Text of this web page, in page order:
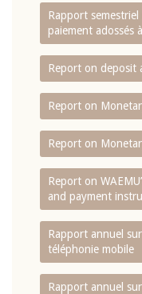
Rapport semestriel
paiement adossés
Report on deposit
Report on
Report on
Report on
and payment
Rapport annuel
téléphonie mobile
Rapport annuel